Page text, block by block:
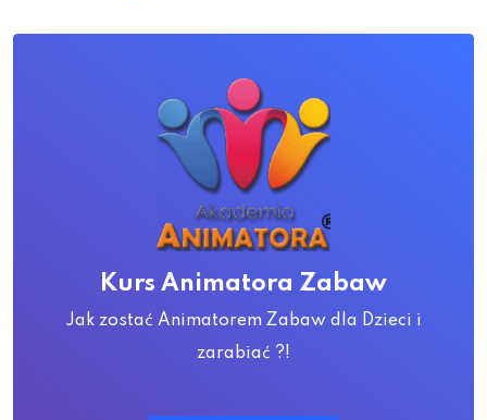
Kurs Animatora Zabaw
Jak zostać Animatorem Zabaw dla Dzieci i
zarabiać ?!